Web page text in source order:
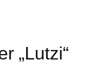
„Lutzi“